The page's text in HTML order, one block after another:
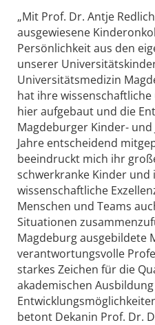
„Mit Prof. Dr. Antje
ausgewiesene
Persönlichkeit aus den
unserer
Universitätsmedizin
hat ihre
hier aufgebaut und die
Magdeburger Kinder-
Jahre entscheidend
beeindruckt mich ihr
schwerkranke Kinder und
wissenschaftliche
Menschen und Teams
Situationen
Magdeburg ausgebildete
verantwortungsvolle
starkes Zeichen für die
akademischen
betont Dekanin Prof. Dr.